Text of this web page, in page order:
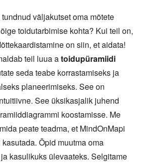
väljakutset oma mõtete
toidutarbimise kohta? Kui teil on,
on siin, et aidata!
teil luua atoidupüramiidi
seda teabe korrastamiseks ja
planeerimiseks. See on
See üksikasjalik juhend
koostamisse. Me
peate teadma, et MindOnMapi
Õpid muutma oma
kasulikuks ülevaateks. Selgitame